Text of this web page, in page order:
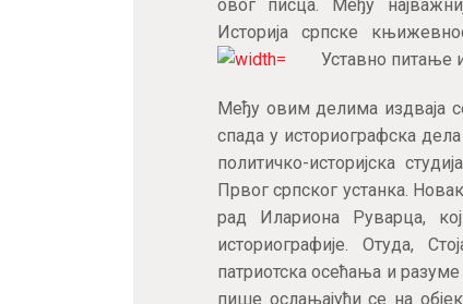
овог писца. Међу
Историја српске
Уставно питање
Међу овим делима издваја
спада у историографска
политичко-историјска
Првог српског устанка.
рад Илариона Руварца,
историографије. Отуда,
патриотска осећања и
пише ослањајући се на